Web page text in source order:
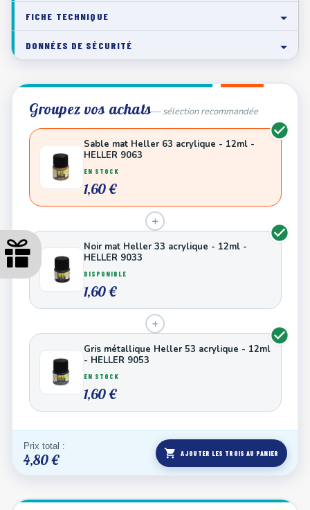
FICHE TECHNIQUE
DONNÉES DE SÉCURITÉ
Groupez vos achats— sélection recommandée
Sable mat Heller 63 acrylique - 12ml -
HELLER 9063
EN STOCK
1,60 €
+
Noir mat Heller 33 acrylique - 12ml -
HELLER 9033
DISPONIBLE
1,60 €
+
Gris métallique Heller 53 acrylique - 12ml
- HELLER 9053
EN STOCK
1,60 €
Prix total :
4,80 € shopping_cart AJOUTER LES TROIS AU PANIER